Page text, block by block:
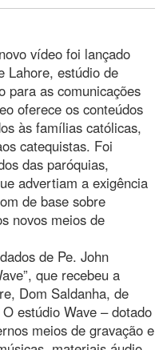
vídeo foi lançado
Lahore, estúdio de
para as comunicações
oferece os conteúdos
às famílias católicas,
catequistas. Foi
das paróquias,
advertiam a exigência
de base sobre
novos meios de
de Pe. John
que recebeu a
Dom Saldanha, de
estúdio Wave – dotado
meios de gravação e